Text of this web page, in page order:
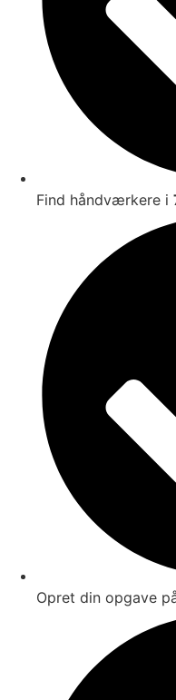
Find håndværkere i
Opret din opgave